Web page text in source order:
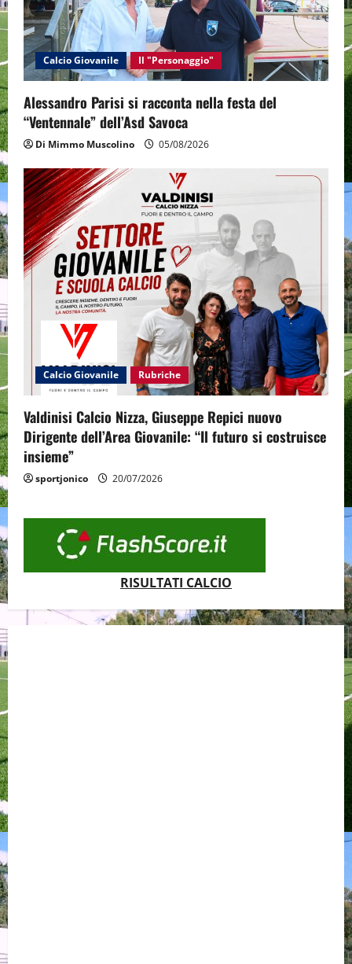
Calcio Giovanile Il "Personaggio"
Alessandro Parisi si racconta nella festa del
“Ventennale” dell’Asd Savoca
Di Mimmo Muscolino 05/08/2026
Calcio Giovanile Rubriche
Valdinisi Calcio Nizza, Giuseppe Repici nuovo
Dirigente dell’Area Giovanile: “Il futuro si costruisce
insieme”
sportjonico 20/07/2026
RISULTATI CALCIO